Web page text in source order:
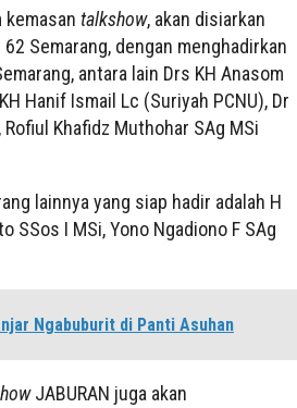
kemasan talkshow, akan disiarkan
Semarang, dengan menghadirkan
antara lain Drs KH Anasom
Hanif Ismail Lc (Suriyah PCNU), Dr
Khafidz Muthohar SAg MSi
lainnya yang siap hadir adalah H
SSos I MSi, Yono Ngadiono F SAg
Ngabuburit di Panti Asuhan
JABURAN juga akan